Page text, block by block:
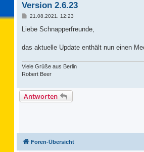
Version 2.6.23
B
i
a
21.08.2021, 12:23
Liebe Schnapperfreunde,
das aktuelle Update enthält nun einen
Viele Grüße aus Berlin
Robert Beer
Antworten
Foren-Übersicht